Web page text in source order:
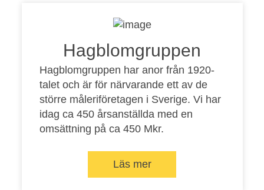
Hagblomgruppen
Hagblomgruppen har anor från 1920-
talet och är för närvarande ett av de
större måleriföretagen i Sverige. Vi har
idag ca 450 årsanställda med en
omsättning på ca 450 Mkr.
Läs mer